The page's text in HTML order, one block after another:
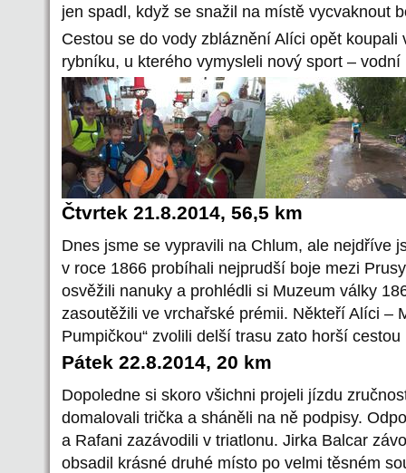
jen spadl, když se snažil na místě vycvaknout
Cestou se do vody zbláznění Alíci opět koupali
rybníku, u kterého vymysleli nový sport – vodní
Čtvrtek 21.8.2014, 56,5 km
Dnes jsme se vypravili na Chlum, ale nejdříve
v roce 1866 probíhali nejprudší boje mezi
osvěžili nanuky a prohlédli si Muzeum války
zasoutěžili ve vrchařské prémii. Někteří Alíci –
Pumpičkou“ zvolili delší trasu zato horší cestou
Pátek 22.8.2014, 20 km
Dopoledne si skoro všichni projeli jízdu
domalovali trička a sháněli na ně podpisy.
a Rafani zazávodili v triatlonu. Jirka Balcar
obsadil krásné druhé místo po velmi těsném